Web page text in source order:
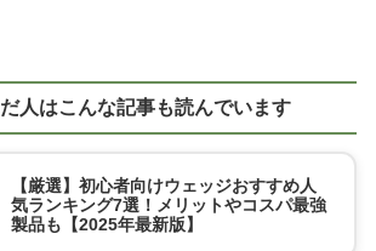
人はこんな記事も読んでいます
【厳選】初心者向けウェッジおすすめ人
気ランキング7選！メリットやコスパ最強
製品も【2025年最新版】